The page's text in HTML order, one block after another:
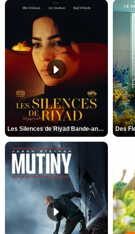
Les Silences de Riyad Bande-annonce VO STFR